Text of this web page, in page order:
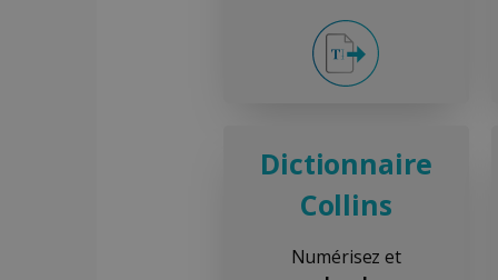
Dictionnaire
Collins
Numérisez et
_gcl_au
optiMonkClient